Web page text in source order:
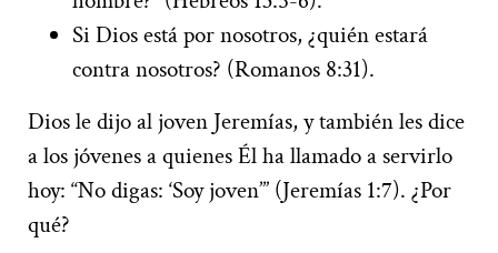
Si Dios está por nosotros, ¿quién estará
contra nosotros? (Romanos 8:31).
Dios le dijo al joven Jeremías, y también les dice
a los jóvenes a quienes Él ha llamado a servirlo
hoy: “No digas: ‘Soy joven’” (Jeremías 1:7). ¿Por
qué?